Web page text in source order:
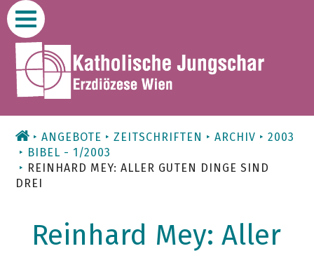
Zum
Inhalt
ANGEBOTE ZEITSCHRIFTEN ARCHIV
2003
BIBEL - 1/2003
REINHARD MEY: ALLER GUTEN DINGE SIND
DREI
Reinhard Mey: Aller